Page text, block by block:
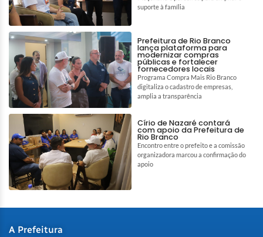
suporte à família
Prefeitura de Rio Branco
lança plataforma para
modernizar compras
públicas e fortalecer
fornecedores locais
Programa Compra Mais Rio Branco
digitaliza o cadastro de empresas,
amplia a transparência
Círio de Nazaré contará
com apoio da Prefeitura de
Rio Branco
Encontro entre o prefeito e a comissão
organizadora marcou a confirmação do
apoio
A Prefeitura